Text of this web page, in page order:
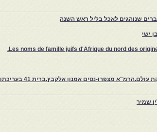
שנוהגים לאכל בליל ראש השנה
ישי
Les noms de famille juifs d'Afrique du nord des
צפרו – קהילה יהודית קטנה במרוקו, ויצירת חכמיה חובקת עולם.הרמ"א מצפרו-נסים אמנון אלקבץ.ברית 41 בעריכתו
שמיר